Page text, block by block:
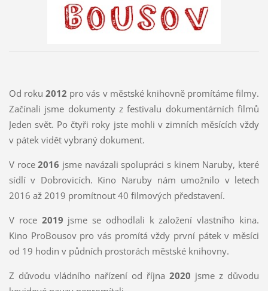
Od roku2012 pro vás v městské knihovně promítáme filmy.
Začínali jsme dokumenty z festivalu dokumentárních filmů
Jeden svět. Po čtyři roky jste mohli v zimních měsících vždy
v pátek vidět vybraný dokument.
V roce2016 jsme navázali spolupráci s kinem Naruby, které
sídlí v Dobrovicích. Kino Naruby nám umožnilo v letech
2016 až 2019 promítnout 40 filmových představení.
V roce 2019 jsme se odhodlali k založení vlastního kina.
Kino ProBousov pro vás promítá vždy první pátek v měsíci
od 19 hodin v půdních prostorách městské knihovny.
Z důvodu vládního nařízení od října2020 jsme z důvodu